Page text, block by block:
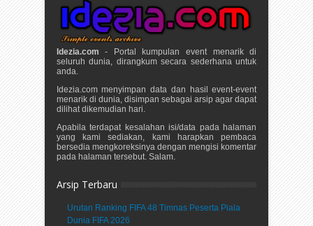
Idezia.com - Portal kumpulan event menarik di
seluruh dunia, dirangkum secara sederhana untuk
anda.
Idezia.com menyimpan data dan hasil event-event
menarik di dunia, disimpan sebagai arsip agar dapat
dilihat dikemudian hari.
Apabila terdapat kesalahan isi/data pada halaman
yang kami sediakan, kami harapkan pembaca
bersedia mengkoreksinya dengan mengisi komentar
pada halaman tersebut. Salam.
Arsip Terbaru
Urutan Ranking FIFA 48 Timnas Peserta Piala
Dunia FIFA 2026